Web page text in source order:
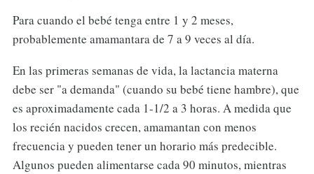
Para cuando el bebé tenga entre 1 y 2 meses,
probablemente amamantara de 7 a 9 veces al día.
En las primeras semanas de vida, la lactancia materna
debe ser "a demanda" (cuando su bebé tiene hambre), que
es aproximadamente cada 1-1/2 a 3 horas. A medida que
los recién nacidos crecen, amamantan con menos
frecuencia y pueden tener un horario más predecible.
Algunos pueden alimentarse cada 90 minutos, mientras